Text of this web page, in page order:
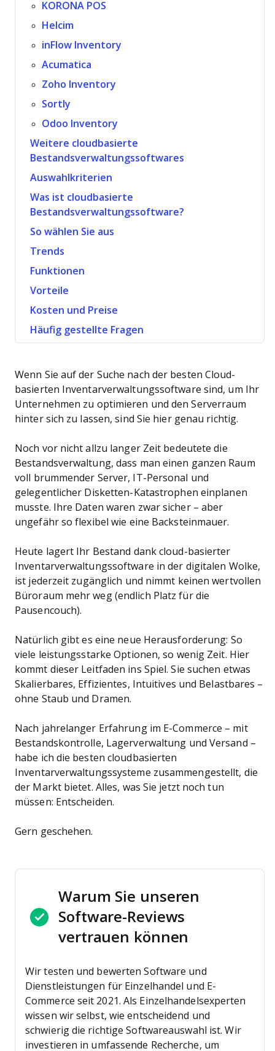
KORONA POS
Helcim
inFlow Inventory
Acumatica
Zoho Inventory
Sortly
Odoo Inventory
Weitere cloudbasierte
Bestandsverwaltungssoftwares
Auswahlkriterien
Was ist cloudbasierte
Bestandsverwaltungssoftware?
So wählen Sie aus
Trends
Funktionen
Vorteile
Kosten und Preise
Häufig gestellte Fragen
Wenn Sie auf der Suche nach der besten Cloud-
basierten Inventarverwaltungssoftware sind, um Ihr
Unternehmen zu optimieren und den Serverraum
hinter sich zu lassen, sind Sie hier genau richtig.
Noch vor nicht allzu langer Zeit bedeutete die
Bestandsverwaltung, dass man einen ganzen Raum
voll brummender Server, IT-Personal und
gelegentlicher Disketten-Katastrophen einplanen
musste. Ihre Daten waren zwar sicher – aber
ungefähr so flexibel wie eine Backsteinmauer.
Heute lagert Ihr Bestand dank cloud-basierter
Inventarverwaltungssoftware in der digitalen Wolke,
ist jederzeit zugänglich und nimmt keinen wertvollen
Büroraum mehr weg (endlich Platz für die
Pausencouch).
Natürlich gibt es eine neue Herausforderung: So
viele leistungsstarke Optionen, so wenig Zeit. Hier
kommt dieser Leitfaden ins Spiel. Sie suchen etwas
Skalierbares, Effizientes, Intuitives und Belastbares –
ohne Staub und Dramen.
Nach jahrelanger Erfahrung im E-Commerce – mit
Bestandskontrolle, Lagerverwaltung und Versand –
habe ich die besten cloudbasierten
Inventarverwaltungssysteme zusammengestellt, die
der Markt bietet. Alles, was Sie jetzt noch tun
müssen: Entscheiden.
Gern geschehen.
Warum Sie unseren
Software-Reviews
vertrauen können
Wir testen und bewerten Software und
Dienstleistungen für Einzelhandel und E-
Commerce seit 2021. Als Einzelhandelsexperten
wissen wir selbst, wie entscheidend und
schwierig die richtige Softwareauswahl ist. Wir
investieren in umfassende Recherche, um